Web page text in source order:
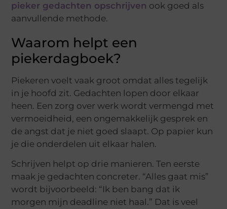
pieker gedachten opschrijven ook goed als
aanvullende methode.
Waarom helpt een
piekerdagboek?
Piekeren voelt vaak groot omdat alles tegelijk
in je hoofd zit. Gedachten lopen door elkaar
heen. Een zorg over werk wordt vermengd met
vermoeidheid, een ongemakkelijk gesprek en
de angst dat je niet goed slaapt. Op papier kun
je die onderdelen uit elkaar halen.
Schrijven helpt op drie manieren. Ten eerste
maak je gedachten concreter. “Alles gaat mis”
wordt bijvoorbeeld: “Ik ben bang dat ik
morgen mijn deadline niet haal.” Dat is veel